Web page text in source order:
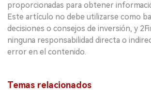
proporcionadas para obtener
Este artículo no debe utilizarse como
decisiones o consejos de inversión, y
ninguna responsabilidad directa o
error en el contenido.
Temas relacionados